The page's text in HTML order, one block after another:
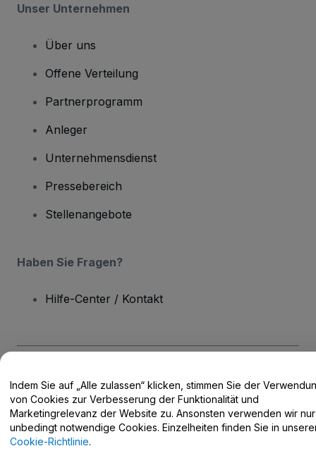
Unser Unternehmen
Über uns
Offene Verteilung
Partnerprogramm
Anleger
Unternehmensdienst
Pressebereich
Stellenangebote
Haben Sie Fragen?
Hilfe-Center / Kontakt
Urheberrecht © viagogo GmbH 2026
Angaben zum Unternehmen
Durch die Nutzung dieser Website akzeptieren Sie dieAllgemeinen
Geschäftsbedingungenund dieDatenschutzerklärungsowie die
Cookie-RichtlinieundDatenschutzrichtlinie für Mobilanwendungen
Do Not Share My Personal Information/Your Privacy Choices
Indem Sie auf „Alle zulassen“ klicken, stimmen Sie der
von Cookies zur Verbesserung der Funktionalität und
Marketingrelevanz der Website zu. Ansonsten verwenden wir nur
unbedingt notwendige Cookies. Einzelheiten finden Sie in
Cookie-Richtlinie.